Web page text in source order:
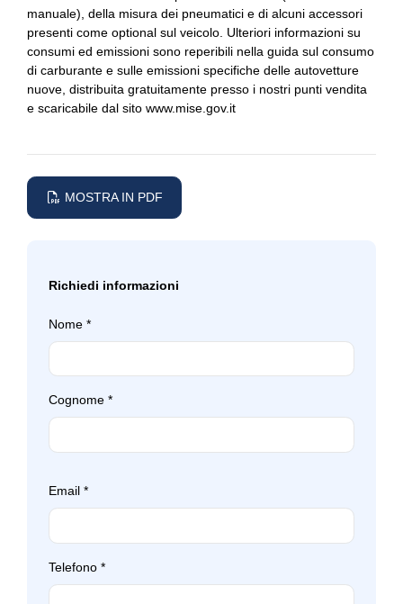
manuale), della misura dei pneumatici e di alcuni accessori
presenti come optional sul veicolo. Ulteriori informazioni su
consumi ed emissioni sono reperibili nella guida sul consumo
di carburante e sulle emissioni specifiche delle autovetture
nuove, distribuita gratuitamente presso i nostri punti vendita
e scaricabile dal sito www.mise.gov.it
MOSTRA IN PDF
Richiedi informazioni
Nome *
Cognome *
Email *
Telefono *